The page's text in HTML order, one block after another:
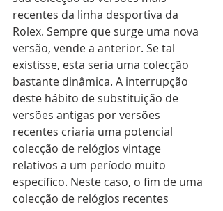
recentes da linha desportiva da
Rolex. Sempre que surge uma nova
versão, vende a anterior. Se tal
existisse, esta seria uma colecção
bastante dinâmica. A interrupção
deste hábito de substituição de
versões antigas por versões
recentes criaria uma potencial
colecção de relógios vintage
relativos a um período muito
específico. Neste caso, o fim de uma
colecção de relógios recentes